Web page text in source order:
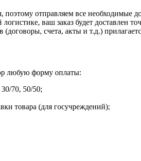
отправляем все необходимые
ваш заказ будет доставлен
(договоры, счета, акты и т.д.)
любую форму оплаты:
70, 50/50;
товара (для госучреждений);